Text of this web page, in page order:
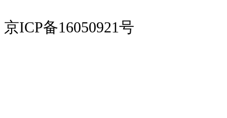
京ICP备16050921号